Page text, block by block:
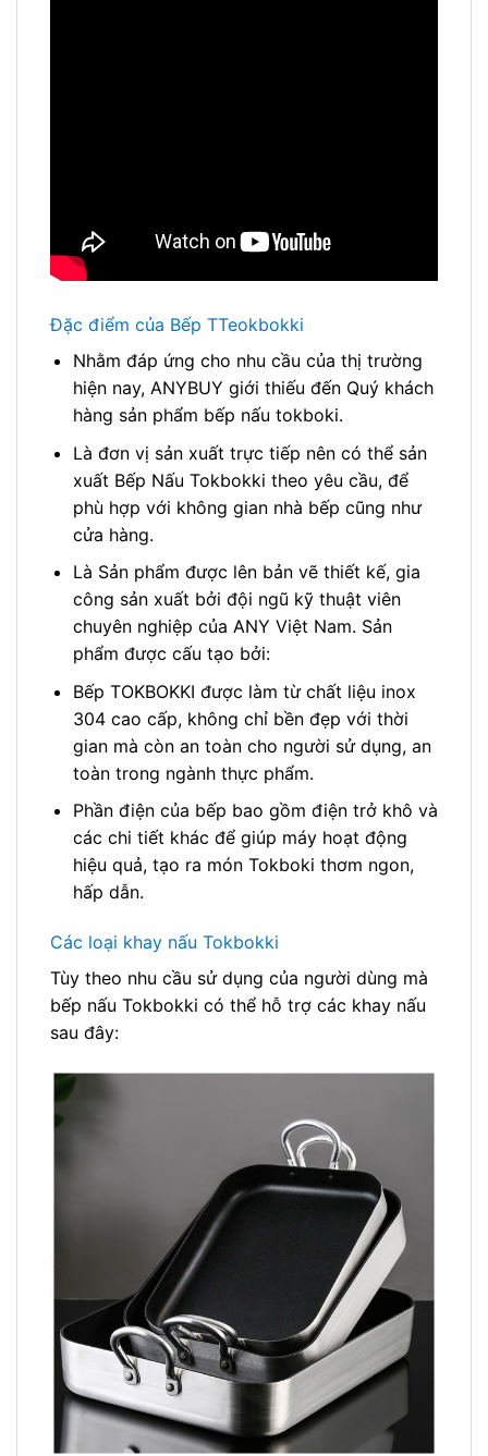
Đặc điểm của Bếp TTeokbokki
Nhằm đáp ứng cho nhu cầu của thị trường
hiện nay, ANYBUY giới thiếu đến Quý khách
hàng sản phẩm bếp nấu tokboki.
Là đơn vị sản xuất trực tiếp nên có thể sản
xuất Bếp Nấu Tokbokki theo yêu cầu, để
phù hợp với không gian nhà bếp cũng như
cửa hàng.
Là Sản phẩm được lên bản vẽ thiết kế, gia
công sản xuất bởi đội ngũ kỹ thuật viên
chuyên nghiệp của ANY Việt Nam. Sản
phẩm được cấu tạo bởi:
Bếp TOKBOKKI được làm từ chất liệu inox
304 cao cấp, không chỉ bền đẹp với thời
gian mà còn an toàn cho người sử dụng, an
toàn trong ngành thực phẩm.
Phần điện của bếp bao gồm điện trở khô và
các chi tiết khác để giúp máy hoạt động
hiệu quả, tạo ra món Tokboki thơm ngon,
hấp dẫn.
Các loại khay nấu Tokbokki
Tùy theo nhu cầu sử dụng của người dùng mà
bếp nấu Tokbokki có thể hỗ trợ các khay nấu
sau đây: